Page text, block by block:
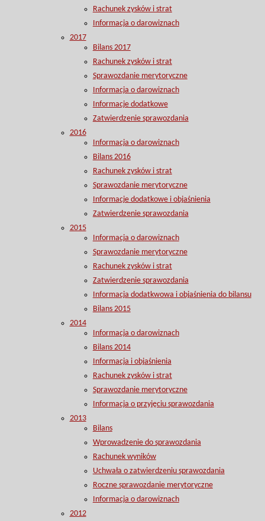
Rachunek zysków i strat
Informacja o darowiznach
2017
Bilans 2017
Rachunek zysków i strat
Sprawozdanie merytoryczne
Informacja o darowiznach
Informacje dodatkowe
Zatwierdzenie sprawozdania
2016
Informacja o darowiznach
Bilans 2016
Rachunek zysków i strat
Sprawozdanie merytoryczne
Informacje dodatkowe i objaśnienia
Zatwierdzenie sprawozdania
2015
Informacja o darowiznach
Sprawozdanie merytoryczne
Rachunek zysków i strat
Zatwierdzenie sprawozdania
Informacja dodatkwowa i objaśnienia do bilansu
Bilans 2015
2014
Informacja o darowiznach
Bilans 2014
Informacja i objaśnienia
Rachunek zysków i strat
Sprawozdanie merytoryczne
Informacja o przyjęciu sprawozdania
2013
Bilans
Wprowadzenie do sprawozdania
Rachunek wyników
Uchwała o zatwierdzeniu sprawozdania
Roczne sprawozdanie merytoryczne
Informacja o darowiznach
2012